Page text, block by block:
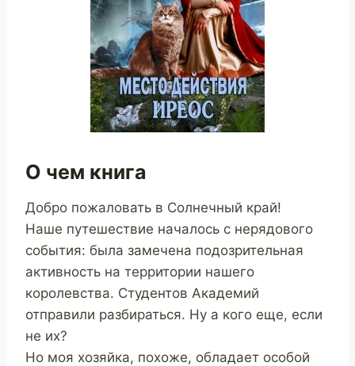
О чем книга
Добро пожаловать в Солнечный край!
Наше путешествие началось с нерядового
события: была замечена подозрительная
активность на территории нашего
королевства. Студентов Академий
отправили разбираться. Ну а кого еще, если
не их?
Но моя хозяйка, похоже, обладает особой